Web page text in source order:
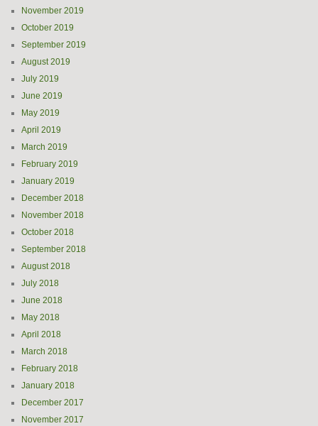
November 2019
October 2019
September 2019
August 2019
July 2019
June 2019
May 2019
April 2019
March 2019
February 2019
January 2019
December 2018
November 2018
October 2018
September 2018
August 2018
July 2018
June 2018
May 2018
April 2018
March 2018
February 2018
January 2018
December 2017
November 2017